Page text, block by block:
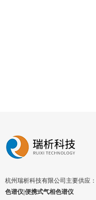
杭州瑞析科技有限公司主要供应：
色谱仪|便携式气相色谱仪